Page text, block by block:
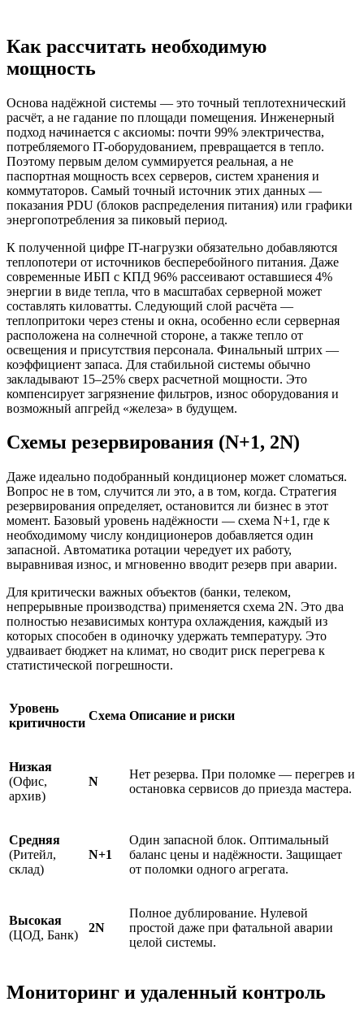
Как рассчитать необходимую
мощность
Основа надёжной системы — это точный теплотехнический
расчёт, а не гадание по площади помещения. Инженерный
подход начинается с аксиомы: почти 99% электричества,
потребляемого IT-оборудованием, превращается в тепло.
Поэтому первым делом суммируется реальная, а не
паспортная мощность всех серверов, систем хранения и
коммутаторов. Самый точный источник этих данных —
показания PDU (блоков распределения питания) или графики
энергопотребления за пиковый период.
К полученной цифре IT-нагрузки обязательно добавляются
теплопотери от источников бесперебойного питания. Даже
современные ИБП с КПД 96% рассеивают оставшиеся 4%
энергии в виде тепла, что в масштабах серверной может
составлять киловатты. Следующий слой расчёта —
теплопритоки через стены и окна, особенно если серверная
расположена на солнечной стороне, а также тепло от
освещения и присутствия персонала. Финальный штрих —
коэффициент запаса. Для стабильной системы обычно
закладывают 15–25% сверх расчетной мощности. Это
компенсирует загрязнение фильтров, износ оборудования и
возможный апгрейд «железа» в будущем.
Схемы резервирования (N+1, 2N)
Даже идеально подобранный кондиционер может сломаться.
Вопрос не в том, случится ли это, а в том, когда. Стратегия
резервирования определяет, остановится ли бизнес в этот
момент. Базовый уровень надёжности — схема N+1, где к
необходимому числу кондиционеров добавляется один
запасной. Автоматика ротации чередует их работу,
выравнивая износ, и мгновенно вводит резерв при аварии.
Для критически важных объектов (банки, телеком,
непрерывные производства) применяется схема 2N. Это два
полностью независимых контура охлаждения, каждый из
которых способен в одиночку удержать температуру. Это
удваивает бюджет на климат, но сводит риск перегрева к
статистической погрешности.
Уровень
критичности
Схема Описание и риски
Низкая
(Офис,
архив)
N
Нет резерва. При поломке — перегрев и
остановка сервисов до приезда мастера.
Средняя
(Ритейл,
склад)
N+1
Один запасной блок. Оптимальный
баланс цены и надёжности. Защищает
от поломки одного агрегата.
Высокая
(ЦОД, Банк)
2N
Полное дублирование. Нулевой
простой даже при фатальной аварии
целой системы.
Мониторинг и удаленный контроль